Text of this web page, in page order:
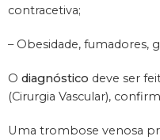
contracetiva;
– Obesidade, fumadores,
O diagnóstico deve ser
(Cirurgia Vascular),
Uma trombose venosa